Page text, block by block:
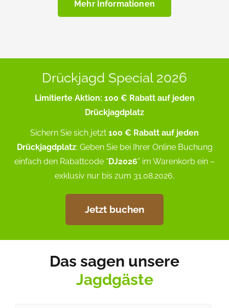
Mehr Informationen
Drückjagd Special 2026
Limitierte Aktion: 100 € Rabatt auf jeden
Drückjagdplatz
Sichern Sie sich jetzt 100 € Rabatt auf jeden
Drückjagdplatz: Geben Sie bei Ihrer Online Buchung
einfach den Rabattcode “ DJ2026” im Warenkorb ein –
exklusiv nur bis zum 31.08.2026.
Jetzt buchen
Das sagen unsere
Jagdgäste